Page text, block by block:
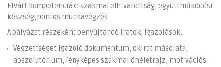
Elvárt kompetenciák: szakmai elhivatottság, együttműködési
készség, pontos munkavégzés
A pályázat részeként benyújtandó iratok, igazolások:
Végzettséget igazoló dokumentum, okirat másolata,
abszolutórium, fényképes szakmai önéletrajz, motivációs